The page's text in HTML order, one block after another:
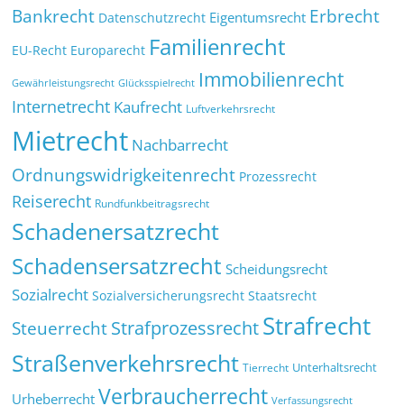
Bankrecht Datenschutzrecht Eigentumsrecht Erbrecht
EU-Recht Europarecht Familienrecht
Gewährleistungsrecht Glücksspielrecht Immobilienrecht
Internetrecht Kaufrecht Luftverkehrsrecht
Mietrecht Nachbarrecht
Ordnungswidrigkeitenrecht Prozessrecht
Reiserecht Rundfunkbeitragsrecht
Schadenersatzrecht
Schadensersatzrecht Scheidungsrecht
Sozialrecht Sozialversicherungsrecht Staatsrecht
SteuerrechtStrafprozessrechtStrafrecht
Straßenverkehrsrecht Tierrecht Unterhaltsrecht
Urheberrecht Verbraucherrecht Verfassungsrecht